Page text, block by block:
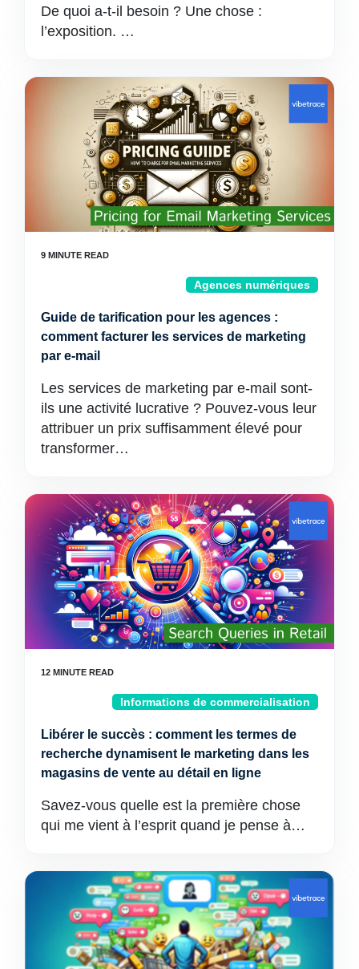
De quoi a-t-il besoin ? Une chose :
l’exposition. …
Agences numériques
Guide de tarification pour les agences :
comment facturer les services de marketing
par e-mail
Les services de marketing par e-mail sont-
ils une activité lucrative ? Pouvez-vous leur
attribuer un prix suffisamment élevé pour
transformer…
Informations de commercialisation
Libérer le succès : comment les termes de
recherche dynamisent le marketing dans les
magasins de vente au détail en ligne
Savez-vous quelle est la première chose
qui me vient à l’esprit quand je pense à…